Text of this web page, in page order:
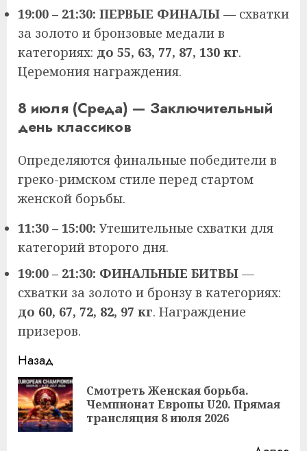
19:00 – 21:30: ПЕРВЫЕ ФИНАЛЫ — схватки
за золото и бронзовые медали в
категориях: до 55, 63, 77, 87, 130 кг.
Церемония награждения.
8 июля (Среда) — Заключительный
день классиков
Определяются финальные победители в
греко-римском стиле перед стартом
женской борьбы.
11:30 – 15:00: Утешительные схватки для
категорий второго дня.
19:00 – 21:30: ФИНАЛЬНЫЕ БИТВЫ —
схватки за золото и бронзу в категориях:
до 60, 67, 72, 82, 97 кг. Награждение
призеров.
Продолжить
чтение
Назад
Смотреть Женская борьба.
Чемпионат Европы U20. Прямая
трансляция 8 июля 2026